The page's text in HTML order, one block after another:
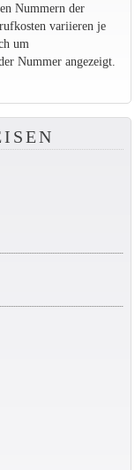
Nummern der
variieren je
um
Nummer angezeigt.